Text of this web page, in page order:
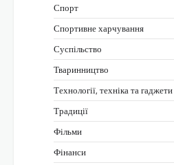
Спорт
Спортивне харчування
Суспільство
Тваринництво
Технології, техніка та гаджети
Традиції
Фільми
Фінанси